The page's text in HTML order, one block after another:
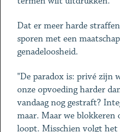
Dat er meer harde
sporen met een
genadeloosheid.
"De paradox is: privé zijn
onze opvoeding harder
vandaag nog gestraft?
maar. Maar we blokkeren
loopt. Misschien volgt het